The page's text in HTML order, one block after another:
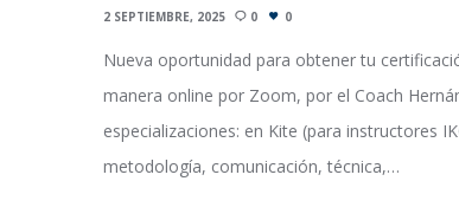
2 SEPTIEMBRE, 2025 0 0
Nueva oportunidad para obtener tu
manera online por Zoom, por el Coach
especializaciones: en Kite (para instructores
metodología, comunicación, técnica,…